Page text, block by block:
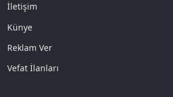
İletişim
Künye
Reklam Ver
Vefat İlanları